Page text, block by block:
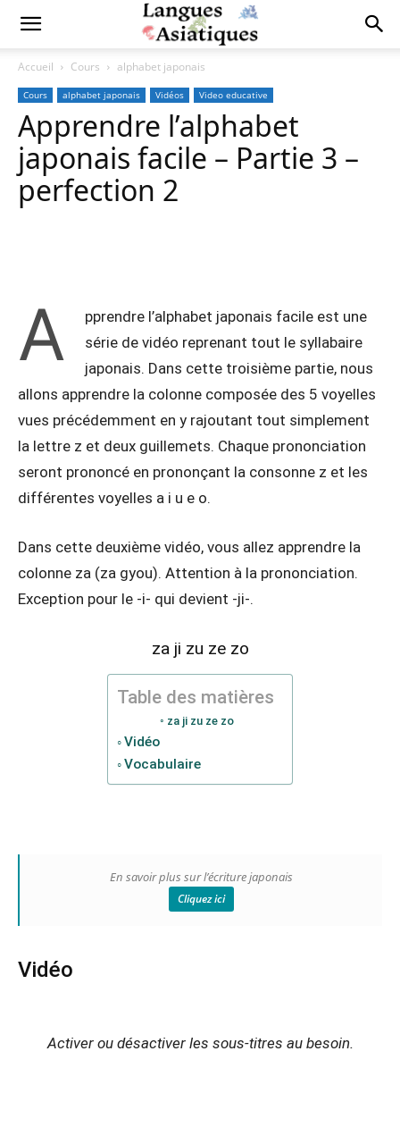
Accueil Cours alphabet japonais
Cours alphabet japonais Vidéos Video educative
Apprendre l’alphabet
japonais facile – Partie 3 –
perfection 2
A
pprendre l’alphabet japonais facile est une
série de vidéo reprenant tout le syllabaire
japonais. Dans cette troisième partie, nous
allons apprendre la colonne composée des 5 voyelles
vues précédemment en y rajoutant tout simplement
la lettre z et deux guillemets. Chaque prononciation
seront prononcé en prononçant la consonne z et les
différentes voyelles a i u e o.
Dans cette deuxième vidéo, vous allez apprendre la
colonne za (za gyou). Attention à la prononciation.
Exception pour le -i- qui devient -ji-.
za ji zu ze zo
Table des matières
za ji zu ze zo
Vidéo
Vocabulaire
En savoir plus sur l’écriture japonais
Cliquez ici
Vidéo
Activer ou désactiver les sous-titres au besoin.